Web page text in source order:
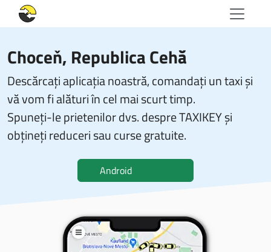
Choceň, Republica Cehă
Descărcați aplicația noastră, comandați un taxi și
vă vom fi alături în cel mai scurt timp.
Spuneți-le prietenilor dvs. despre TAXIKEY și
obțineți reduceri sau curse gratuite.
Android